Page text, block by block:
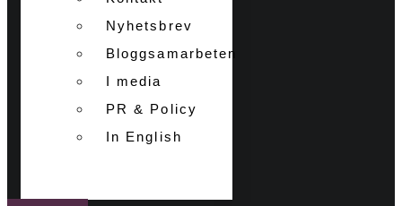
Nyhetsbrev
Bloggsamarbeten
I media
PR & Policy
In English